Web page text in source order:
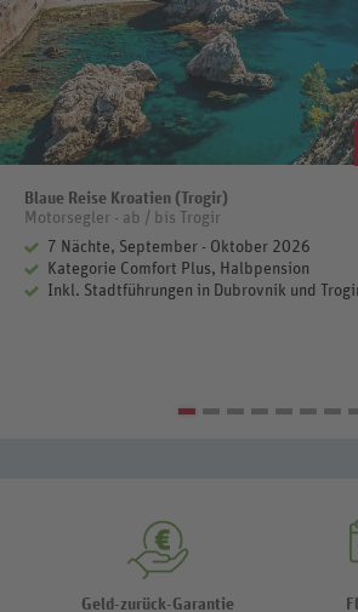
Blaue Reise Kroatien (Trogir)
Motorsegler - ab / bis Trogir
7 Nächte, September - Oktober 2026
Kategorie Comfort Plus, Halbpension
Inkl. Stadtführungen in Dubrovnik und
Geld-zurück-Garantie